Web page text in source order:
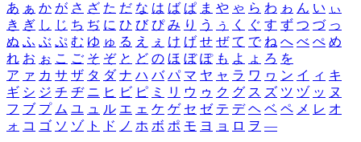
あ ぁ か が さ ざ た だ な は ば ぱ ま や ゃ ら わ ゎ ん い ぃ
き ぎ し じ ち ぢ に ひ び ぴ み り う ぅ く ぐ す ず つ づ っ
ぬ ふ ぶ ぷ む ゆ ゅ る え ぇ け げ せ ぜ て で ね へ べ ぺ め
れ お ぉ こ ご そ ぞ と ど の ほ ぼ ぽ も よ ょ ろ を
ア ァ カ サ ザ タ ダ ナ ハ バ パ マ ヤ ャ ラ ワ ヮ ン イ ィ キ
ギ シ ジ チ ヂ ニ ヒ ビ ピ ミ リ ウ ゥ ク グ ス ズ ツ ヅ ッ ヌ
フ ブ プ ム ユ ュ ル エ ェ ケ ゲ セ ゼ テ デ ヘ ベ ペ メ レ オ
ォ コ ゴ ソ ゾ ト ド ノ ホ ボ ポ モ ヨ ョ ロ ヲ ―